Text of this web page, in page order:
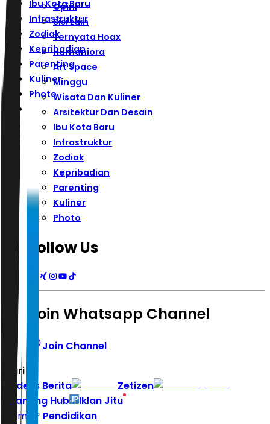
Ibu Kota Baru
Infrastruktur
Zodiak
Kepribadian
Parenting
Kuliner
Photo
Opini
Sisi Lain
Ternyata Hoax
Humaniora
Art Space
Minggu
Wisata Dan Kuliner
Arsitektur Dan Desain
Ibu Kota Baru
Infrastruktur
Zodiak
Kepribadian
Parenting
Kuliner
Photo
Follow Us
Join Whatsapp Channel
Join Channel
Hari ini
Indeks Berita
Zetizen
Learning Hub
Iklan Jitu
Home
Pendidikan